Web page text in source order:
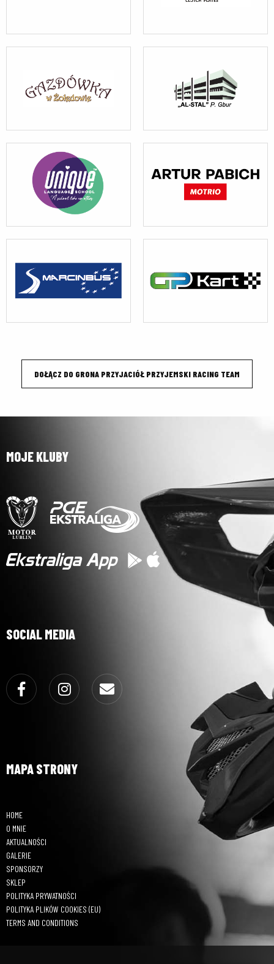
DOŁĄCZ DO GRONA PRZYJACIÓŁ PRZYJEMSKI RACING TEAM
MOJE KLUBY
SOCIAL MEDIA
Facebook Instagram
MAPA STRONY
HOME
O MNIE
AKTUALNOŚCI
GALERIE
SPONSORZY
SKLEP
POLITYKA PRYWATNOŚCI
POLITYKA PLIKÓW COOKIES (EU)
TERMS AND CONDITIONS